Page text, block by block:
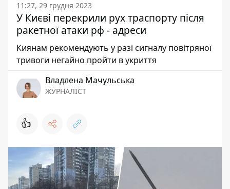
11:27, 29 грудня 2023
У Києві перекрили рух траспорту після
ракетної атаки рф - адреси
Киянам рекомендують у разі сигналу повітряної
тривоги негайно пройти в укриття
Владлена Мачульська
ЖУРНАЛІСТ
👍